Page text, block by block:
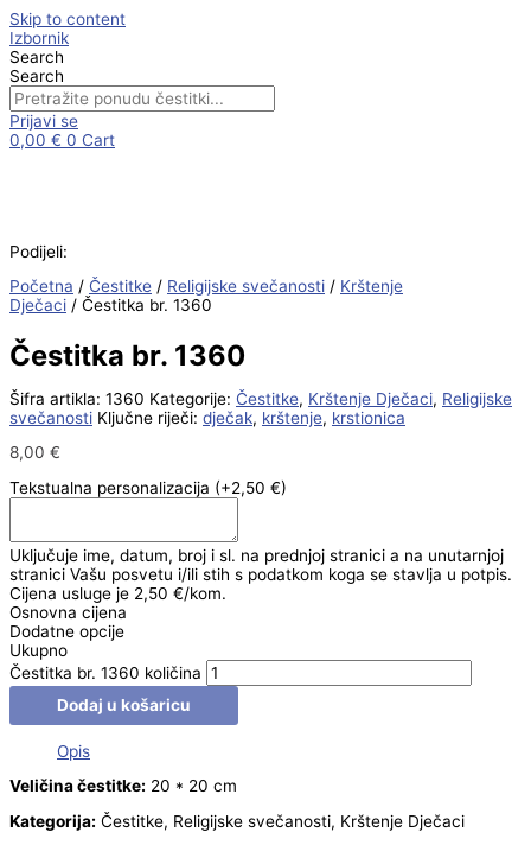
Skip to content
Izbornik
Search
Search
Prijavi se
0,00 € 0 Cart
Podijeli:
Početna / Čestitke / Religijske svečanosti / Krštenje
Dječaci / Čestitka br. 1360
Čestitka br. 1360
Šifra artikla: 1360 Kategorije: Čestitke, Krštenje Dječaci, Religijske
svečanosti Ključne riječi: dječak, krštenje, krstionica
8,00 €
Tekstualna personalizacija (+2,50 €)
Uključuje ime, datum, broj i sl. na prednjoj stranici a na unutarnjoj
stranici Vašu posvetu i/ili stih s podatkom koga se stavlja u potpis.
Cijena usluge je 2,50 €/kom.
Osnovna cijena
Dodatne opcije
Ukupno
Čestitka br. 1360 količina
Dodaj u košaricu
Opis
Veličina čestitke: 20 * 20 cm
Kategorija: Čestitke, Religijske svečanosti, Krštenje Dječaci